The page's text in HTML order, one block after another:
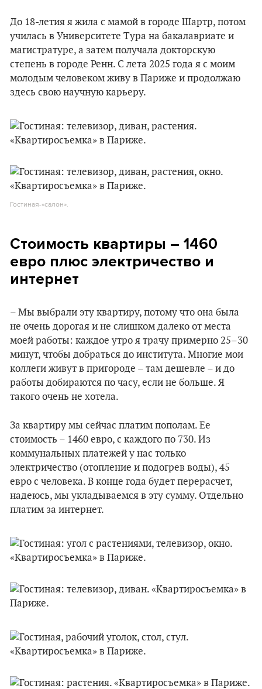
До 18-летия я жила с мамой в городе Шартр, потом
училась в Университете Тура на бакалавриате и
магистратуре, а затем получала докторскую
степень в городе Ренн. С лета 2025 года я с моим
молодым человеком живу в Париже и продолжаю
здесь свою научную карьеру.
Гостиная-«салон».
Стоимость квартиры – 1460
евро плюс электричество и
интернет
– Мы выбрали эту квартиру, потому что она была
не очень дорогая и не слишком далеко от места
моей работы: каждое утро я трачу примерно 25–30
минут, чтобы добраться до института. Многие мои
коллеги живут в пригороде – там дешевле – и до
работы добираются по часу, если не больше. Я
такого очень не хотела.
За квартиру мы сейчас платим пополам. Ее
стоимость – 1460 евро, с каждого по 730. Из
коммунальных платежей у нас только
электричество (отопление и подогрев воды), 45
евро с человека. В конце года будет перерасчет,
надеюсь, мы укладываемся в эту сумму. Отдельно
платим за интернет.